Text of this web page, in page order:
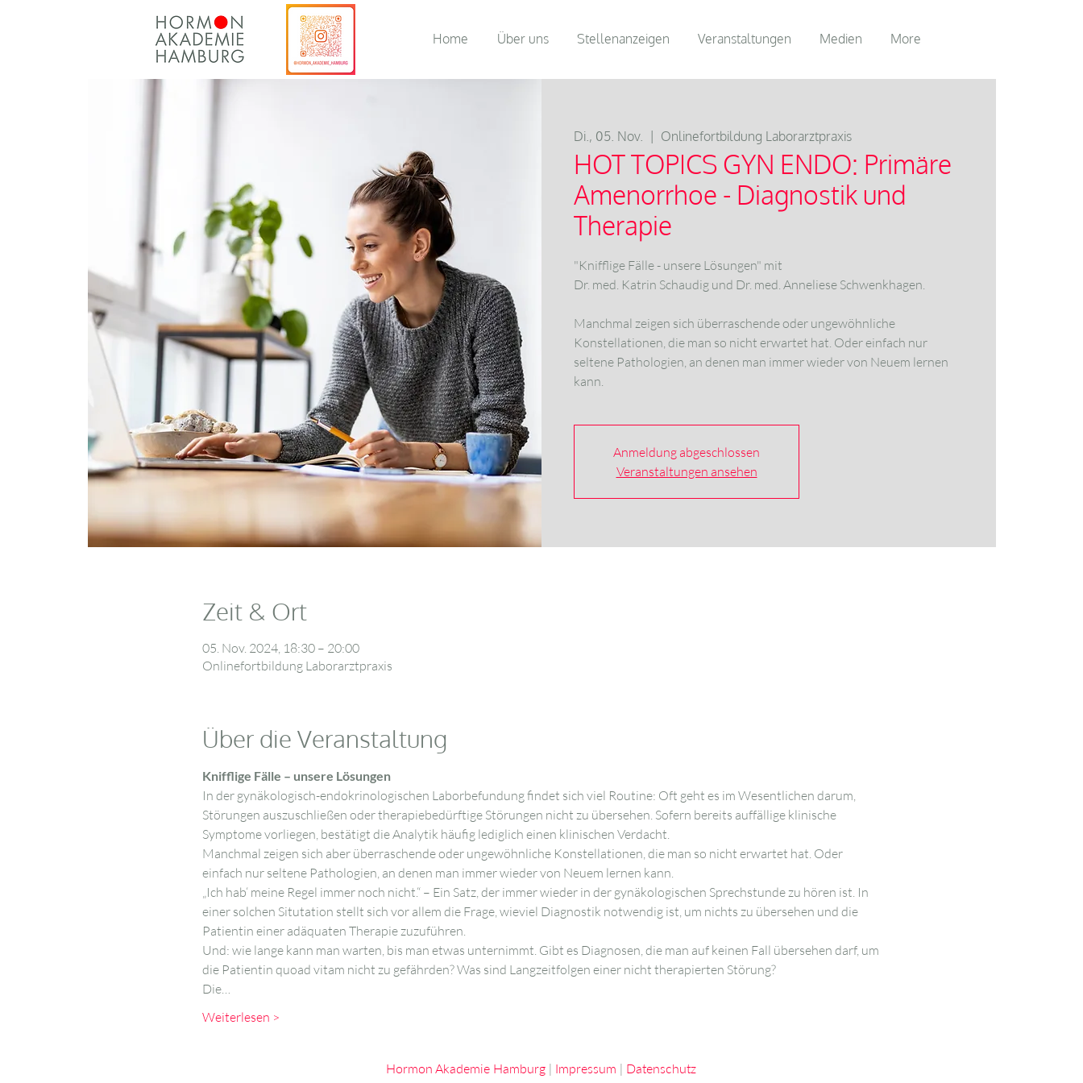
Home Über uns Stellenanzeigen Veranstaltungen Medien More
Di., 05. Nov. Onlinefortbildung Laborarztpraxis
HOT TOPICS GYN ENDO: Primäre
Amenorrhoe - Diagnostik und
Therapie
"Knifflige Fälle - unsere Lösungen" mit
Dr. med. Katrin Schaudig und Dr. med. Anneliese Schwenkhagen.
Manchmal zeigen sich überraschende oder ungewöhnliche
Konstellationen, die man so nicht erwartet hat. Oder einfach nur
seltene Pathologien, an denen man immer wieder von Neuem lernen
kann.
Anmeldung abgeschlossen
Veranstaltungen ansehen
Zeit & Ort
05. Nov. 2024, 18:30 – 20:00
Onlinefortbildung Laborarztpraxis
Über die Veranstaltung
Knifflige Fälle – unsere Lösungen
In der gynäkologisch-endokrinologischen Laborbefundung findet sich viel Routine: Oft geht es im Wesentlichen darum,
Störungen auszuschließen oder therapiebedürftige Störungen nicht zu übersehen. Sofern bereits auffällige klinische
Symptome vorliegen, bestätigt die Analytik häufig lediglich einen klinischen Verdacht.
Manchmal zeigen sich aber überraschende oder ungewöhnliche Konstellationen, die man so nicht erwartet hat. Oder
einfach nur seltene Pathologien, an denen man immer wieder von Neuem lernen kann.
„Ich hab‘ meine Regel immer noch nicht.“ – Ein Satz, der immer wieder in der gynäkologischen Sprechstunde zu hören ist. In
einer solchen Situtation stellt sich vor allem die Frage, wieviel Diagnostik notwendig ist, um nichts zu übersehen und die
Patientin einer adäquaten Therapie zuzuführen.
Und: wie lange kann man warten, bis man etwas unternimmt. Gibt es Diagnosen, die man auf keinen Fall übersehen darf, um
die Patientin quoad vitam nicht zu gefährden? Was sind Langzeitfolgen einer nicht therapierten Störung?
Die…
Weiterlesen >
Hormon Akademie Hamburg | Impressum | Datenschutz